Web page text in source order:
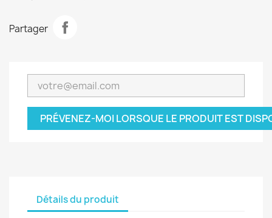
Partager
PRÉVENEZ-MOI LORSQUE LE PRODUIT EST
Détails du produit